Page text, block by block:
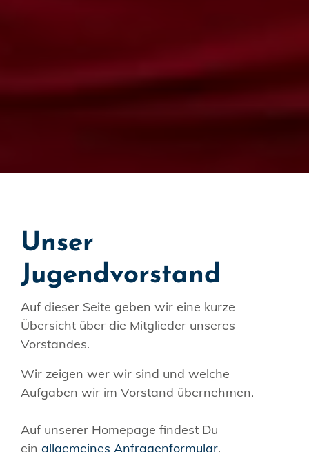
Unser
Jugendvorstand
Auf dieser Seite geben wir eine kurze
Übersicht über die Mitglieder unseres
Vorstandes.
Wir zeigen wer wir sind und welche
Aufgaben wir im Vorstand übernehmen.
Auf unserer Homepage findest Du
ein allgemeines Anfragenformular,